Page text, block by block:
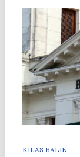
KILAS BALIK